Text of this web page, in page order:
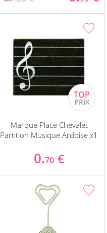
Marque Place Chevalet
Partition Musique Ardoise x1
0.70 €